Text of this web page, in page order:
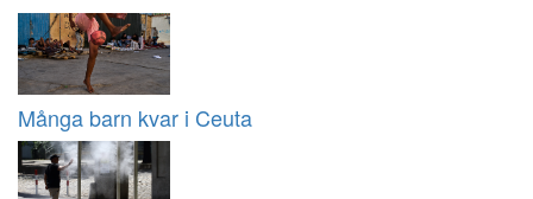
Många barn kvar i Ceuta